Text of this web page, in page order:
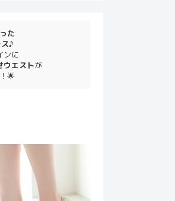
た
♪
ンに
ウエストが
🌟
め🤍